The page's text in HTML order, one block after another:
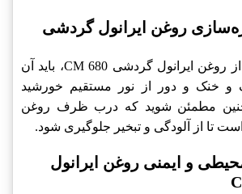
روغن ایرانول گردشی
برای نگهداری بهتر از روغن ایرانول گردشی CM 680، باید آن
خنک و دور از نور مستقیم خورشید
مطمئن شوید که درب ظرف روغن
تا از آلودگی و تبخیر جلوگیری شود.
و ایمنی روغن ایرانول